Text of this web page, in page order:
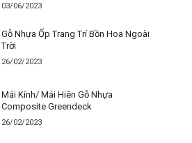
03/06/2023
Gỗ Nhựa Ốp Trang Trí Bồn Hoa Ngoài
Trời
26/02/2023
Mái Kính/ Mái Hiên Gỗ Nhựa
Composite Greendeck
26/02/2023